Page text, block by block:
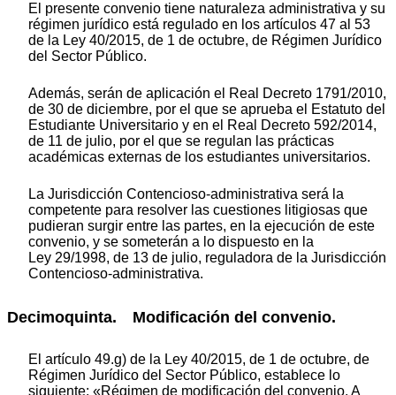
El presente convenio tiene naturaleza administrativa y su
régimen jurídico está regulado en los artículos 47 al 53
de la Ley 40/2015, de 1 de octubre, de Régimen Jurídico
del Sector Público.
Además, serán de aplicación el Real Decreto 1791/2010,
de 30 de diciembre, por el que se aprueba el Estatuto del
Estudiante Universitario y en el Real Decreto 592/2014,
de 11 de julio, por el que se regulan las prácticas
académicas externas de los estudiantes universitarios.
La Jurisdicción Contencioso-administrativa será la
competente para resolver las cuestiones litigiosas que
pudieran surgir entre las partes, en la ejecución de este
convenio, y se someterán a lo dispuesto en la
Ley 29/1998, de 13 de julio, reguladora de la Jurisdicción
Contencioso-administrativa.
Decimoquinta. Modificación del convenio.
El artículo 49.g) de la Ley 40/2015, de 1 de octubre, de
Régimen Jurídico del Sector Público, establece lo
siguiente: «Régimen de modificación del convenio. A